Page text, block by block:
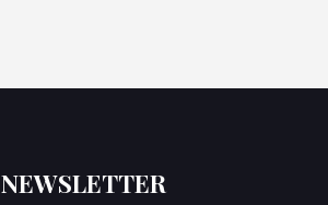
NEWSLETTER